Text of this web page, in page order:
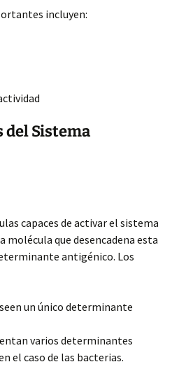
incluyen:
del Sistema
capaces de activar el sistema
molécula que desencadena esta
antigénico. Los
un único determinante
varios determinantes
el caso de las bacterias.